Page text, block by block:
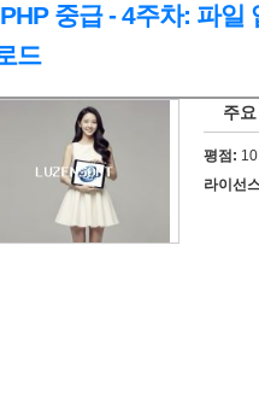
중급 - 4주차: 파일
드
주
평점:
라이선